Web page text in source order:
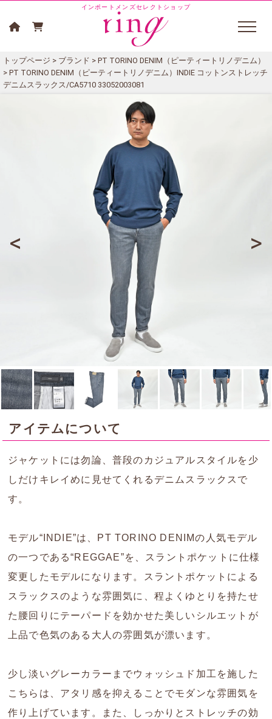
インポートメンズセレクトショップ
トップページ > ブランド > PT TORINO DENIM（ピーティートリノデニム）
> PT TORINO DENIM（ピーティートリノデニム）INDIE コットンストレッチ
デニムスラックス/CA5710 33052003081
アイテムについて
ジャケットには勿論、普段のカジュアルスタイルを少
しだけキレイめに見せてくれるデニムスラックスで
す。
モデル“INDIE”は、PT TORINO DENIMの人気モデル
の一つである“REGGAE”を、スラントポケットに仕様
変更したモデルになります。スラントポケットによる
スラックスのような雰囲気に、程よくゆとりを持たせ
た腰回りにテーパードを効かせた美しいシルエットが
上品で色気のある大人の雰囲気が漂います。
少し淡いグレーカラーまでウォッシュド加工を施した
こちらは、アタリ感を抑えることでモダンな雰囲気を
作り上げています。また、しっかりとストレッチの効